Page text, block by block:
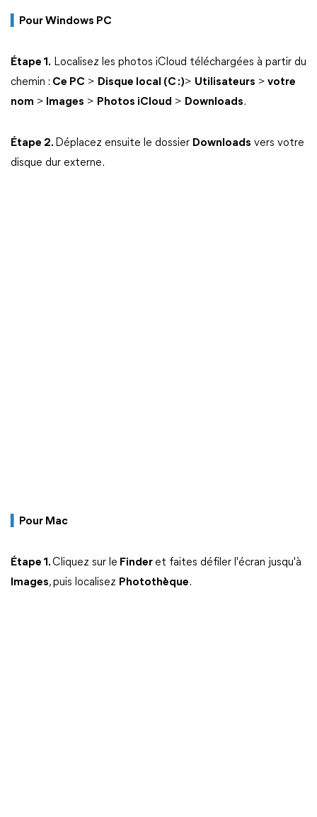
Pour Windows PC
Étape 1. Localisez les photos iCloud téléchargées à partir du
chemin : Ce PC > Disque local (C :)> Utilisateurs > votre
nom > Images > Photos iCloud > Downloads.
Étape 2. Déplacez ensuite le dossier Downloads vers votre
disque dur externe.
Pour Mac
Étape 1.Cliquez sur le Finderet faites défiler l'écran jusqu'à
Images, puis localisez Photothèque.